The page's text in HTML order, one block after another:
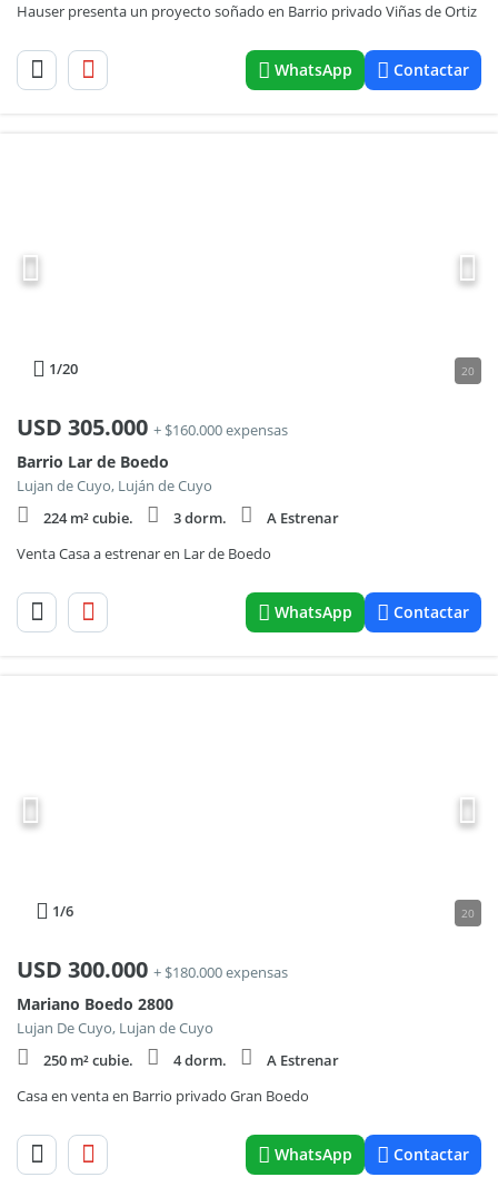
Hauser presenta un proyecto soñado en Barrio privado Viñas de Ortiz
WhatsApp Contactar
1/20 20
USD 305.000 + $160.000 expensas
Barrio Lar de Boedo
Lujan de Cuyo, Luján de Cuyo
224 m² cubie.
3 dorm.
A Estrenar
Venta Casa a estrenar en Lar de Boedo
WhatsApp Contactar
1/6 20
USD 300.000 + $180.000 expensas
Mariano Boedo 2800
Lujan De Cuyo, Lujan de Cuyo
250 m² cubie.
4 dorm.
A Estrenar
Casa en venta en Barrio privado Gran Boedo
WhatsApp Contactar